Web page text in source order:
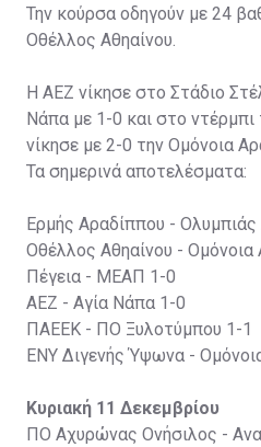
Την κούρσα οδηγούν με 24
Οθέλλος Αθηαίνου.
Η ΑΕΖ νίκησε στο Στάδιο
Νάπα με 1-0 και στο
νίκησε με 2-0 την Ομόνοια
Τα σημερινά αποτελέσματα:
Ερμής Αραδίππου -
Οθέλλος Αθηαίνου - Ομόνοια
Πέγεια - ΜΕΑΠ 1-0
ΑΕΖ - Αγία Νάπα 1-0
ΠΑΕΕΚ - ΠΟ Ξυλοτύμπου 1-1
ΕΝΥ Διγενής Ύψωνα -
Κυριακή 11 Δεκεμβρίου
ΠΟ Αχυρώνας Ονήσιλος -